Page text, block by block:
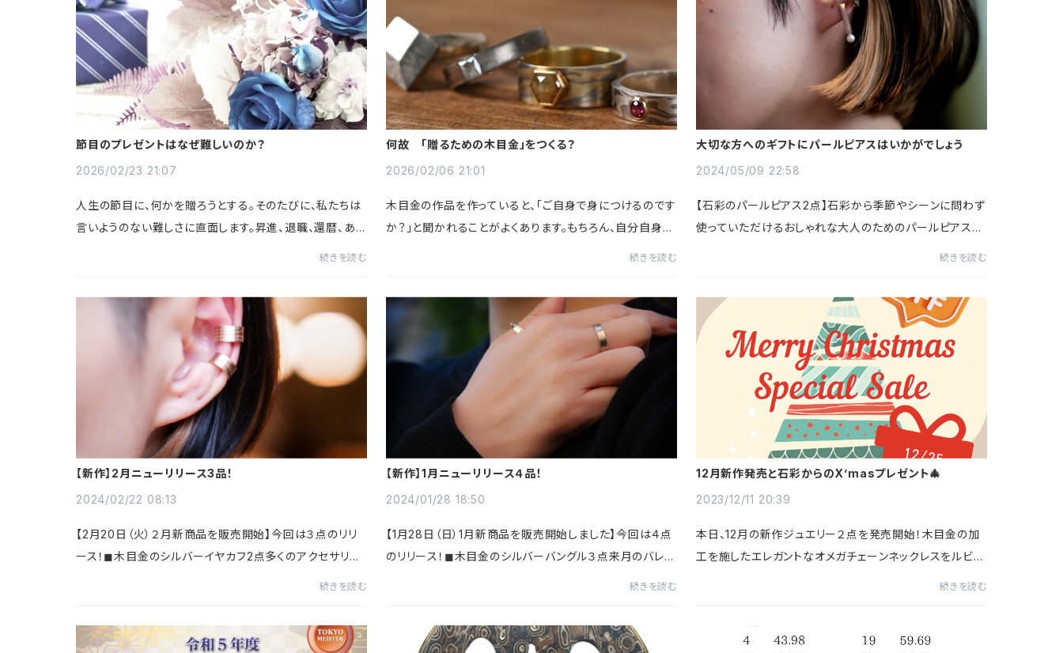
節目のプレゼントはなぜ難しいのか？
2026/02/23 21:07
人生の節目に、何かを贈ろうとする。そのたびに、私たちは
言いようのない難しさに直面します。昇進、退職、還暦、ある
いは独立。「おめでとう」や「お疲れ様」の気持ちを形にしよ
続きを読む
何故 「贈るための木目金」をつくる？
2026/02/06 21:01
木目金の作品を作っていると、「ご自身で身につけるのです
か？」と聞かれることがよくあります。もちろん、自分自身の
手を飾るために作ることもありますが、実際はその逆です。
続きを読む
大切な方へのギフトにパールピアスはいかがでしょう
2024/05/09 22:58
【石彩のパールピアス2点】石彩から季節やシーンに問わず
使っていただけるおしゃれな大人のためのパールピアスが
できました！淡水パールはやわらかくなめらかな輝きが魅
続きを読む
【新作】2月ニューリリース3品！
2024/02/22 08:13
【2月20日（火）２月新商品を販売開始】今回は３点のリリ
ース！◼︎木目金のシルバーイヤカフ2点多くのアクセサリー
続きを読む
【新作】1月ニューリリース４品！
2024/01/28 18:50
【1月28日（日）1月新商品を販売開始しました】今回は４点
のリリース！◼︎木目金のシルバーバングル３点来月のバレン
続きを読む
12月新作発売と石彩からのX’masプレゼント🎄
2023/12/11 20:39
本日、12月の新作ジュエリー２点を発売開始！木目金の加
工を施したエレガントなオメガチェーンネックレスをルビー
続きを読む